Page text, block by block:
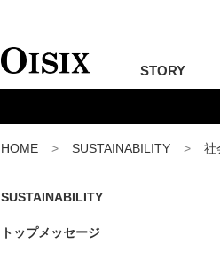
STORY
HOME SUSTAINABILITY 社
SUSTAINABILITY
トップメッセージ